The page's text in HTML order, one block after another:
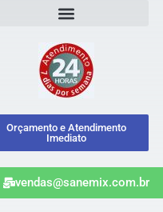
Orçamento e Atendimento
Imediato
vendas@sanemix.com.br